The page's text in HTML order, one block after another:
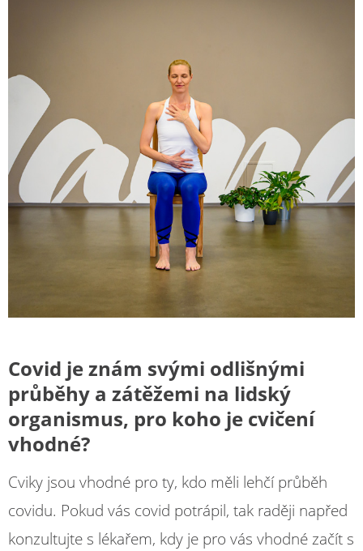
Covid je znám svými odlišnými
průběhy a zátěžemi na lidský
organismus, pro koho je cvičení
vhodné?
Cviky jsou vhodné pro ty, kdo měli lehčí průběh
covidu. Pokud vás covid potrápil, tak raději napřed
konzultujte s lékařem, kdy je pro vás vhodné začít s